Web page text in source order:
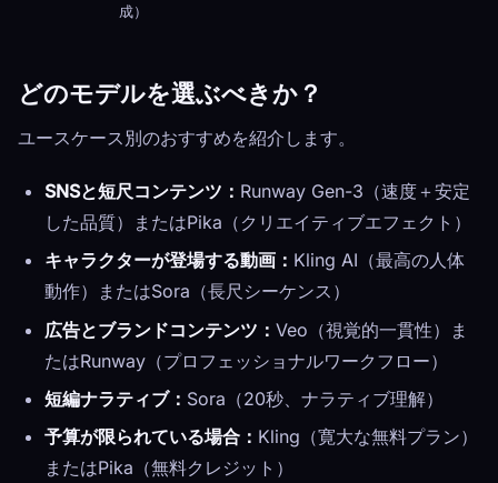
成）
どのモデルを選ぶべきか？
ユースケース別のおすすめを紹介します。
SNSと短尺コンテンツ： Runway Gen-3（速度＋安定
した品質）またはPika（クリエイティブエフェクト）
キャラクターが登場する動画： Kling AI（最高の人体
動作）またはSora（長尺シーケンス）
広告とブランドコンテンツ： Veo（視覚的一貫性）ま
たはRunway（プロフェッショナルワークフロー）
短編ナラティブ： Sora（20秒、ナラティブ理解）
予算が限られている場合： Kling（寛大な無料プラン）
またはPika（無料クレジット）